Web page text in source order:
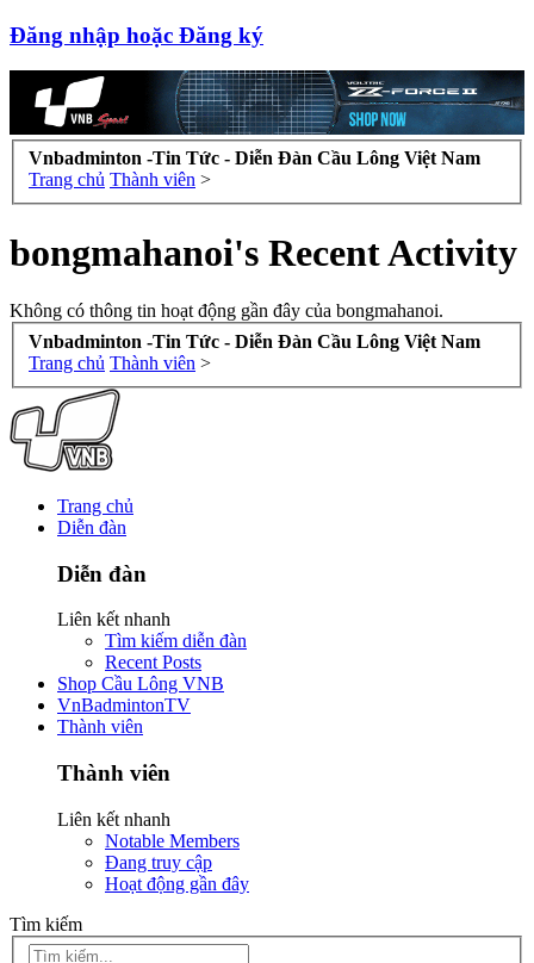
Đăng nhập hoặc Đăng ký
Vnbadminton -Tin Tức - Diễn Đàn Cầu Lông Việt Nam
Trang chủ Thành viên >
bongmahanoi's Recent Activity
Không có thông tin hoạt động gần đây của bongmahanoi.
Vnbadminton -Tin Tức - Diễn Đàn Cầu Lông Việt Nam
Trang chủ Thành viên >
Trang chủ
Diễn đàn
Diễn đàn
Liên kết nhanh
Tìm kiếm diễn đàn
Recent Posts
Shop Cầu Lông VNB
VnBadmintonTV
Thành viên
Thành viên
Liên kết nhanh
Notable Members
Đang truy cập
Hoạt động gần đây
Tìm kiếm